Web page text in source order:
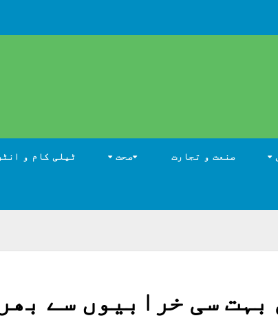
صنعت و تجارت صحت ٹیلی کام و
سی خرابیوں سے